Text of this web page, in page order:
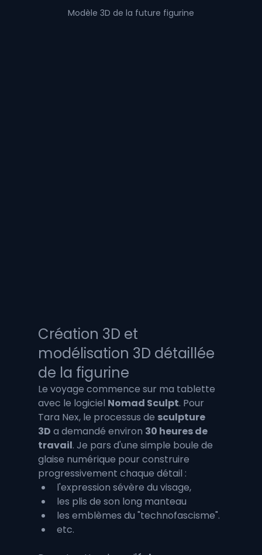
Modèle 3D de la future figurine
Création 3D et
modélisation 3D détaillée
de la figurine
Le voyage commence sur ma tablette
avec le logiciel Nomad Sculpt. Pour
Tara Nex, le processus de sculpture
3D a demandé environ 30 heures de
travail. Je pars d'une simple boule de
glaise numérique pour construire
progressivement chaque détail :
l'expression sévère du visage,
les plis de son long manteau
les emblèmes du "technofascisme".
etc.